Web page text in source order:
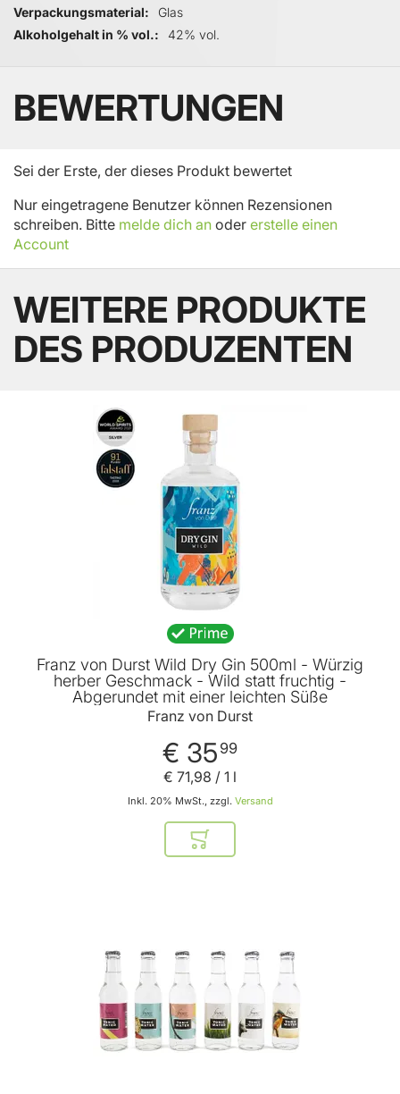
Verpackungsmaterial
Glas
Alkoholgehalt in % vol.
42% vol.
BEWERTUNGEN
Sei der Erste, der dieses Produkt bewertet
Nur eingetragene Benutzer können Rezensionen
schreiben. Bitte melde dich an oder erstelle einen
Account
WEITERE PRODUKTE
DES PRODUZENTEN
Franz von Durst Wild Dry Gin 500ml - Würzig
herber Geschmack - Wild statt fruchtig -
Abgerundet mit einer leichten Süße
Franz von Durst
€ 35 99
Inkl. 20% MwSt., zzgl. Versand
€ 71,98 / 1 l
In den Warenkorb